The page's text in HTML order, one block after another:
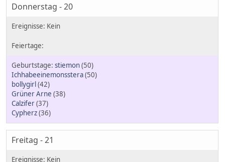
Donnerstag - 20
stiemon(50)
Ichhabeeinemonsstera(50)
bollygirl(42)
Grüner Arne (38)
Calzifer(37)
Cypherz(36)
Freitag - 21